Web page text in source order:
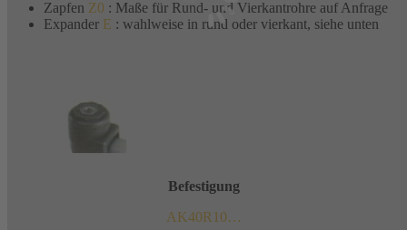
Zapfen Z0 : Maße für Rund- und Vierkantrohre auf Anfrage
Expander E : wahlweise in rund oder vierkant, siehe unten
Befestigung
AK40R10…